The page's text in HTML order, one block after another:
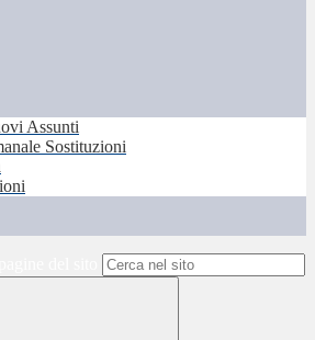
Assunti
Sostituzioni